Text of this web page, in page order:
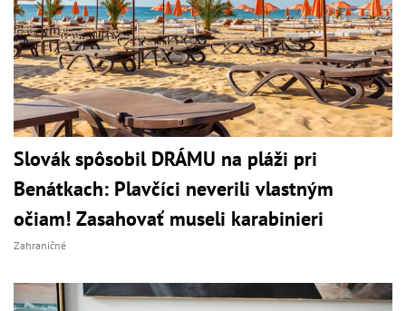
Slovák spôsobil DRÁMU na pláži pri
Benátkach: Plavčíci neverili vlastným
očiam! Zasahovať museli karabinieri
Zahraničné